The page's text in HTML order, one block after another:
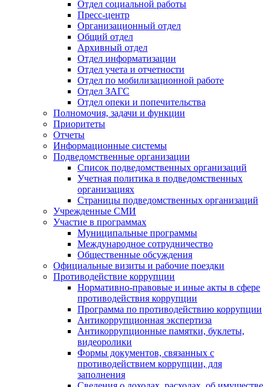
Отдел социальной работы
Пресс-центр
Организационный отдел
Общий отдел
Архивный отдел
Отдел информатизации
Отдел учета и отчетности
Отдел по мобилизационной работе
Отдел ЗАГС
Отдел опеки и попечительства
Полномочия, задачи и функции
Приоритеты
Отчеты
Информационные системы
Подведомственные организации
Список подведомственных организаций
Учетная политика в подведомственных
организациях
Страницы подведомственных организаций
Учрежденные СМИ
Участие в программах
Муниципальные программы
Международное сотрудничество
Общественные обсуждения
Официальные визиты и рабочие поездки
Противодействие коррупции
Нормативно-правовые и иные акты в сфере
противодействия коррупции
Программа по противодействию коррупции
Антикоррупционная экспертиза
Антикоррупционные памятки, буклеты,
видеоролики
Формы документов, связанных с
противодействием коррупции, для
заполнения